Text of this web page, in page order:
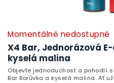
X4 Bar, Jednorázová
kyselá malina
Momentálně nedostupné
Objevte jednoduchost a pohodlí
Bar Borůvka a kyselá malina. Ať